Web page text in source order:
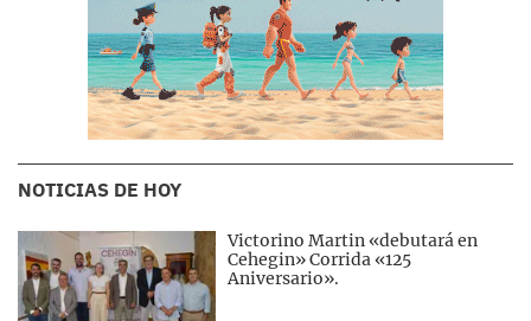
NOTICIAS DE HOY
Victorino Martin «debutará en
Cehegin» Corrida «125
Aniversario».